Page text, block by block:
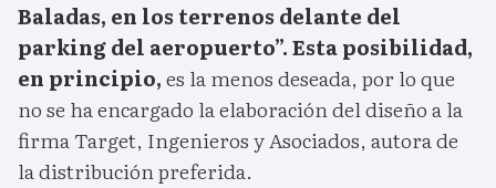
Baladas, en los terrenos delante del
parking del aeropuerto”. Esta posibilidad,
en principio,es la menos deseada, por lo que
no se ha encargado la elaboración del diseño a la
firma Target, Ingenieros y Asociados, autora de
la distribución preferida.